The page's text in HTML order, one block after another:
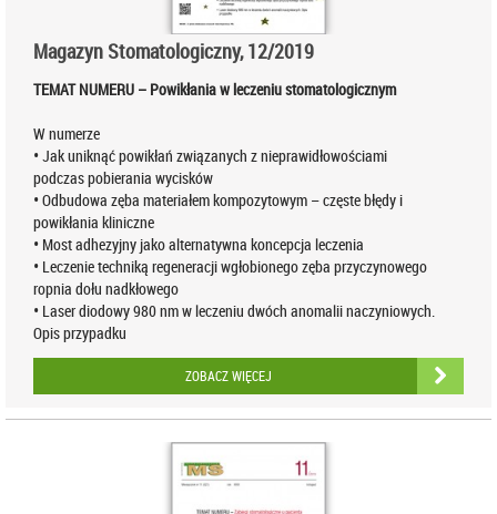
Magazyn Stomatologiczny, 12/2019
TEMAT NUMERU – Powikłania w leczeniu stomatologicznym
W numerze
• Jak uniknąć powikłań związanych z nieprawidłowościami
podczas pobierania wycisków
• Odbudowa zęba materiałem kompozytowym – częste błędy i
powikłania kliniczne
• Most adhezyjny jako alternatywna koncepcja leczenia
• Leczenie techniką regeneracji wgłobionego zęba przyczynowego
ropnia dołu nadkłowego
• Laser diodowy 980 nm w leczeniu dwóch anomalii naczyniowych.
Opis przypadku
ZOBACZ WIĘCEJ